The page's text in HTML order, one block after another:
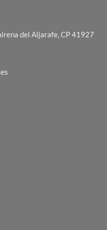
del Aljarafe, CP 41927